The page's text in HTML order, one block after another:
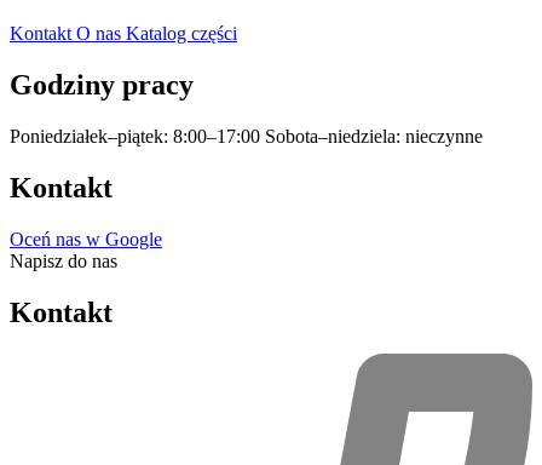
Kontakt O nas Katalog części
Godziny pracy
Poniedziałek–piątek: 8:00–17:00 Sobota–niedziela: nieczynne
Kontakt
Oceń nas w Google
Napisz do nas
Kontakt